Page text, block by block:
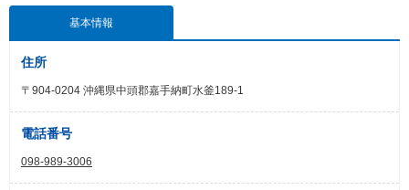
基本情報
住所
〒904-0204 沖縄県中頭郡嘉手納町水釜189-1
電話番号
098-989-3006